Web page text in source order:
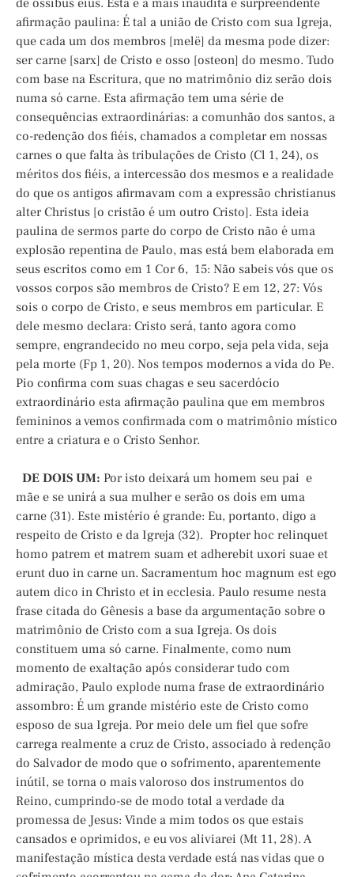
de ossibus eius. Esta é a mais inaudita e surpreendente
afirmação paulina: É tal a união de Cristo com sua Igreja,
que cada um dos membros [melë] da mesma pode dizer:
ser carne [sarx] de Cristo e osso [osteon] do mesmo. Tudo
com base na Escritura, que no matrimônio diz serão dois
numa só carne. Esta afirmação tem uma série de
consequências extraordinárias: a comunhão dos santos, a
co-redenção dos fiéis, chamados a completar em nossas
carnes o que falta às tribulações de Cristo (Cl 1, 24), os
méritos dos fiéis, a intercessão dos mesmos e a realidade
do que os antigos afirmavam com a expressão christianus
alter Christus [o cristão é um outro Cristo]. Esta ideia
paulina de sermos parte do corpo de Cristo não é uma
explosão repentina de Paulo, mas está bem elaborada em
seus escritos como em 1 Cor 6, 15: Não sabeis vós que os
vossos corpos são membros de Cristo? E em 12, 27: Vós
sois o corpo de Cristo, e seus membros em particular. E
dele mesmo declara: Cristo será, tanto agora como
sempre, engrandecido no meu corpo, seja pela vida, seja
pela morte (Fp 1, 20). Nos tempos modernos a vida do Pe.
Pio confirma com suas chagas e seu sacerdócio
extraordinário esta afirmação paulina que em membros
femininos a vemos confirmada com o matrimônio místico
entre a criatura e o Cristo Senhor.
DE DOIS UM: Por isto deixará um homem seu pai e
mãe e se unirá a sua mulher e serão os dois em uma
carne (31). Este mistério é grande: Eu, portanto, digo a
respeito de Cristo e da Igreja (32). Propter hoc relinquet
homo patrem et matrem suam et adherebit uxori suae et
erunt duo in carne un. Sacramentum hoc magnum est ego
autem dico in Christo et in ecclesia. Paulo resume nesta
frase citada do Gênesis a base da argumentação sobre o
matrimônio de Cristo com a sua Igreja. Os dois
constituem uma só carne. Finalmente, como num
momento de exaltação após considerar tudo com
admiração, Paulo explode numa frase de extraordinário
assombro: É um grande mistério este de Cristo como
esposo de sua Igreja. Por meio dele um fiel que sofre
carrega realmente a cruz de Cristo, associado à redenção
do Salvador de modo que o sofrimento, aparentemente
inútil, se torna o mais valoroso dos instrumentos do
Reino, cumprindo-se de modo total a verdade da
promessa de Jesus: Vinde a mim todos os que estais
cansados e oprimidos, e eu vos aliviarei (Mt 11, 28). A
manifestação mística desta verdade está nas vidas que o